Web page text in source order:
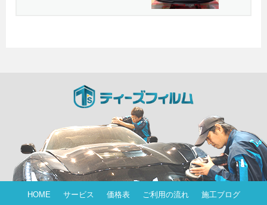
HOME サービス 価格表 ご利用の流れ
施工ブログ